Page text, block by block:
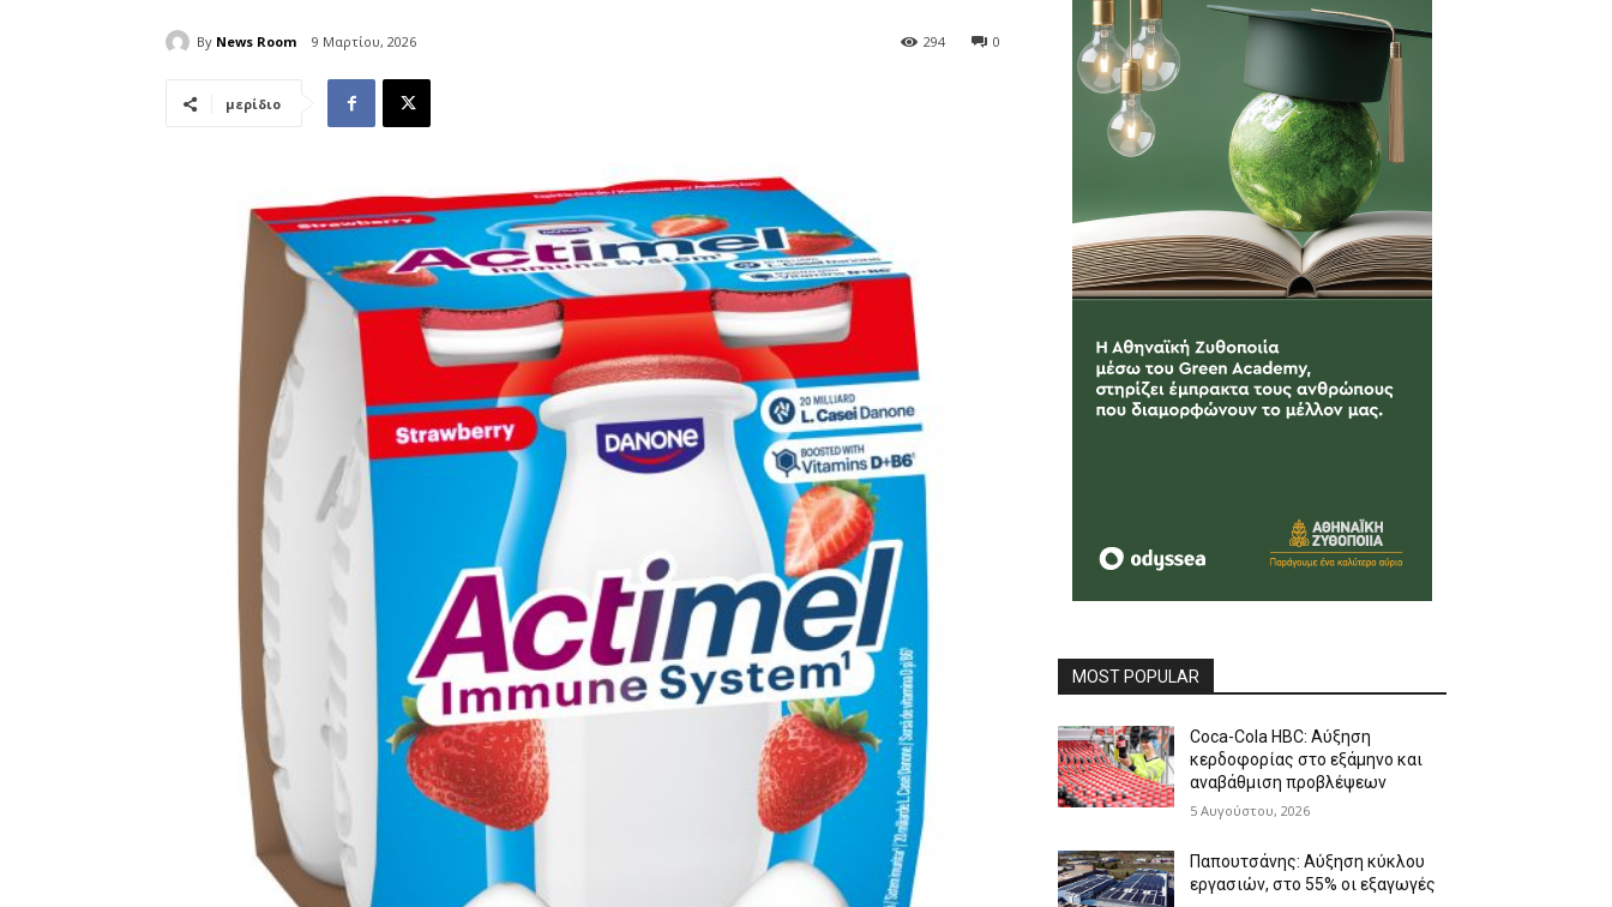
By News Room 9 Μαρτίου, 2026 0
294
μερίδιο
MOST POPULAR
Coca-Cola HBC: Αύξηση
κερδοφορίας στο εξάμηνο και
αναβάθμιση προβλέψεων
5 Αυγούστου, 2026
Παπουτσάνης: Αύξηση κύκλου
εργασιών, στο 55% οι εξαγωγές